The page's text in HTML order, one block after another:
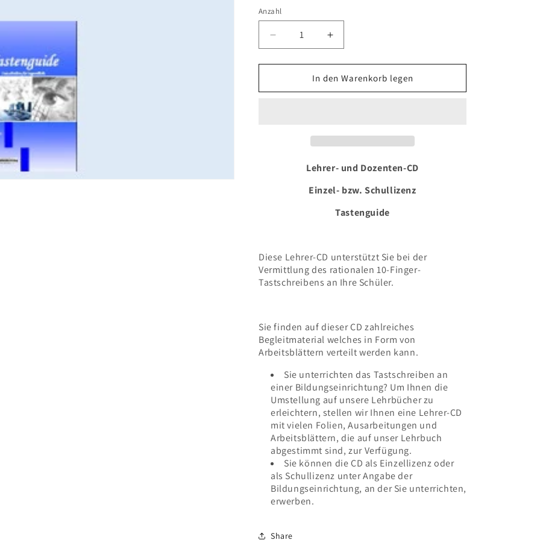
Anzahl
Verringere
die
Menge
Lehrer-
Erhöhe
die
Menge
für
Lehrer-
In den Warenkorb legen
Lehrer- und Dozenten-CD
Einzel- bzw. Schullizenz
Tastenguide
Diese Lehrer-CD unterstützt Sie bei der
Vermittlung des rationalen 10-Finger-
Tastschreibens an Ihre Schüler.
Sie finden auf dieser CD zahlreiches
Begleitmaterial welches in Form von
Arbeitsblättern verteilt werden kann.
Sie unterrichten das Tastschreiben an
einer Bildungseinrichtung? Um Ihnen die
Umstellung auf unsere Lehrbücher zu
erleichtern, stellen wir Ihnen eine Lehrer-CD
mit vielen Folien, Ausarbeitungen und
Arbeitsblättern, die auf unser Lehrbuch
abgestimmt sind, zur Verfügung.
Sie können die CD als Einzellizenz oder
als Schullizenz unter Angabe der
Bildungseinrichtung, an der Sie unterrichten,
erwerben.
Share